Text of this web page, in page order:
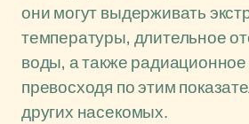
они могут выдерживать
температуры, длительное
воды, а также радиационное
превосходя по этим
других насекомых.